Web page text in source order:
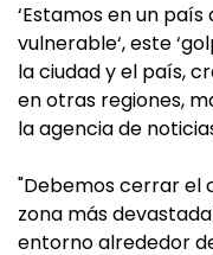
‘Estamos en un
vulnerable‘, este
la ciudad y el país,
en otras regiones,
la agencia de
"Debemos cerrar el
zona más
entorno alrededor